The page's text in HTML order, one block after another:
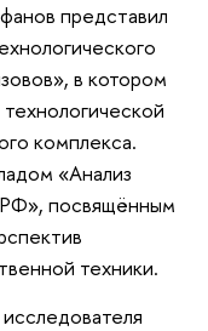
представил
в котором
комплекса.
«Анализ
посвящённым
техники.